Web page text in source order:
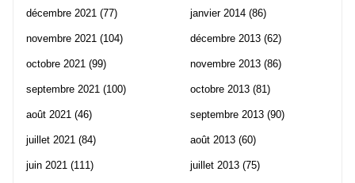
décembre 2021 (77)
novembre 2021 (104)
octobre 2021 (99)
septembre 2021 (100)
août 2021 (46)
juillet 2021 (84)
juin 2021 (111)
janvier 2014 (86)
décembre 2013 (62)
novembre 2013 (86)
octobre 2013 (81)
septembre 2013 (90)
août 2013 (60)
juillet 2013 (75)